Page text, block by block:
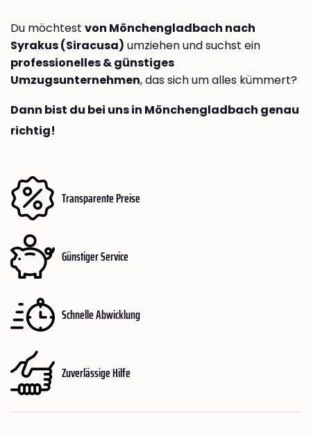
Du möchtest von Mönchengladbach nach
Syrakus (Siracusa) umziehen und suchst ein
professionelles & günstiges
Umzugsunternehmen, das sich um alles kümmert?
Dann bist du bei uns in Mönchengladbach genau
richtig!
Transparente Preise
Günstiger Service
Schnelle Abwicklung
Zuverlässige Hilfe